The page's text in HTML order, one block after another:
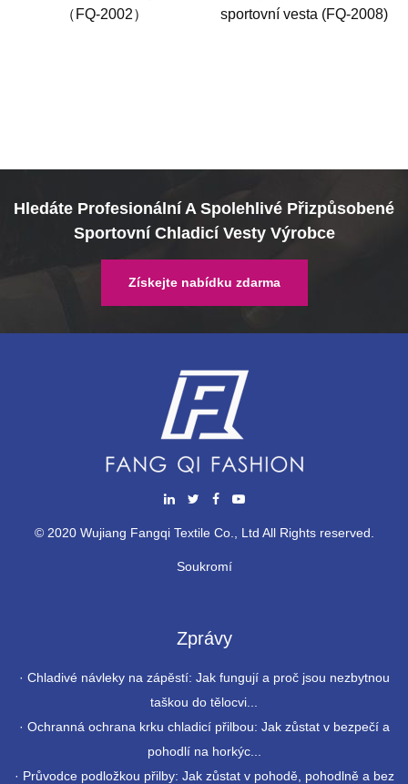
（FQ-2002）
sportovní vesta (FQ-2008)
Hledáte Profesionální A Spolehlivé Přizpůsobené
Sportovní Chladicí Vesty Výrobce
Získejte nabídku zdarma
© 2020 Wujiang Fangqi Textile Co., Ltd All Rights reserved.
Soukromí
Zprávy
· Chladivé návleky na zápěstí: Jak fungují a proč jsou nezbytnou
taškou do tělocvi...
· Ochranná ochrana krku chladicí přilbou: Jak zůstat v bezpečí a
pohodlí na horkýc...
· Průvodce podložkou přilby: Jak zůstat v pohodě, pohodlně a bez